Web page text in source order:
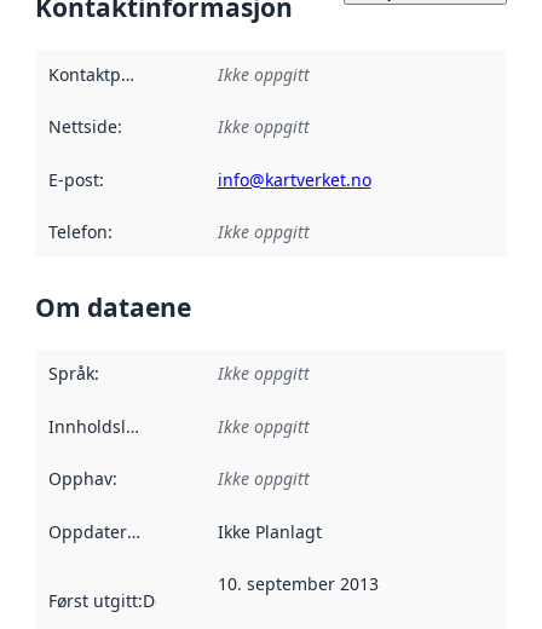
Kontaktinformasjon
Kontaktpunkt Ikke oppgitt
Nettside: Ikke oppgitt
E-post: info@kartverket.no
Telefon: Ikke oppgitt
Om dataene
Språk: Ikke oppgitt
Innholdsleverandører :
Ikke oppgitt
Opphav: Ikke oppgitt
Oppdateringsfrekvens :
Ikke Planlagt
Først utgitt:Denne datoen sier når dataene i dette
10. september 2013